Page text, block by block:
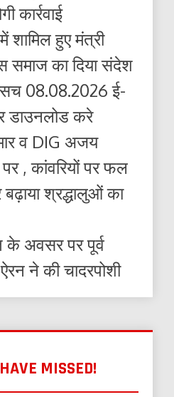
कार्रवाई
हुए मंत्री
समाज का दिया संदेश
08.08.2026 ई-
डाउनलोड करे
व DIG अजय
, कांवरियों पर फल
श्रद्धालुओं का
अवसर पर पूर्व
ने की चादरपोशी
MISSED!